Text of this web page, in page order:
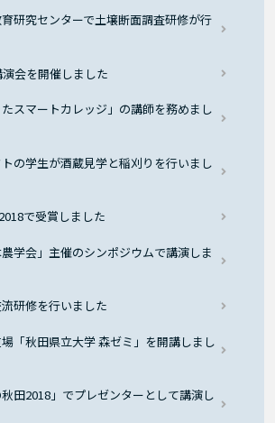
研究センターで土壌断面調査研修が行
会を開催しました
スマートカレッジ」の講師を務めまし
トの学生が酒蔵見学と稲刈りを行いまし
で受賞しました
学会」主催のシンポジウムで講演しま
研修を行いました
「秋田県立大学 森ゼミ」を開講しまし
田2018」でプレゼンターとして講演し